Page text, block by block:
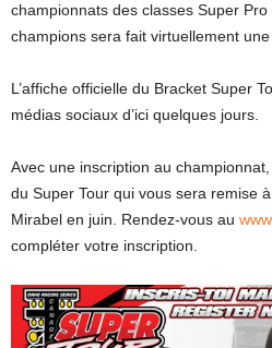
championnats des classes Super
champions sera fait virtuellement
L’affiche officielle du Bracket Super
médias sociaux d’ici quelques jours.
Avec une inscription au
du Super Tour qui vous sera remise
Mirabel en juin. Rendez-vous au
compléter votre inscription.